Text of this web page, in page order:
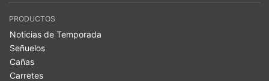
PRODUCTOS
Noticias de Temporada
Señuelos
Cañas
Carretes